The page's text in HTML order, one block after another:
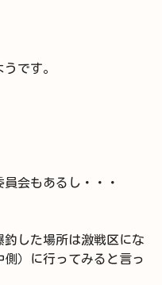
です。
会もあるし・・・
した場所は激戦区にな
）に行ってみると言っ